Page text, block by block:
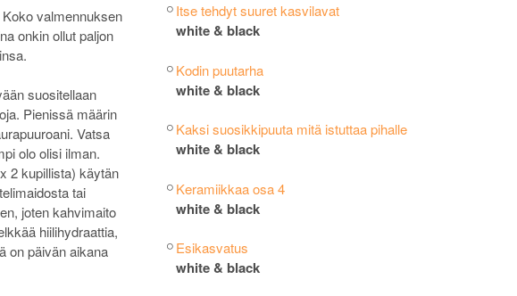
Itse tehdyt suuret kasvilavat
white & black
Kodin puutarha
white & black
Kaksi suosikkipuuta mitä istuttaa pihalle
white & black
Keramiikkaa osa 4
white & black
Esikasvatus
white & black
valmennuksen
onkin ollut paljon
suositellaan
Pienissä määrin
Vatsa
olo olisi ilman.
2 kupillista) käytän
tai
joten kahvimaito
hiilihydraattia,
on päivän aikana